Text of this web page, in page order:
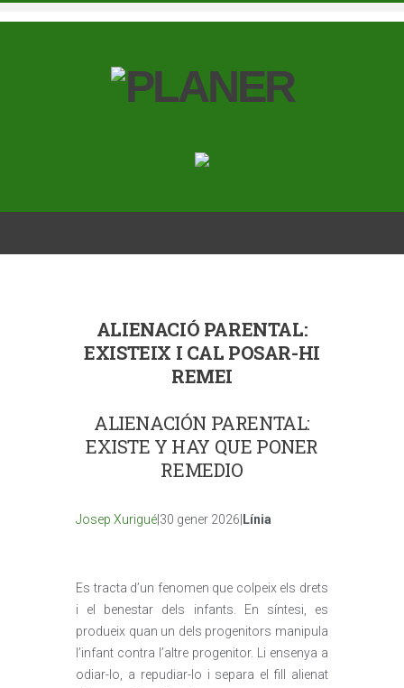
ALIENACIÓ PARENTAL:
EXISTEIX I CAL POSAR-HI
REMEI
ALIENACIÓN PARENTAL:
EXISTE Y HAY QUE PONER
REMEDIO
Josep Xurigué |30 gener 2026| Línia
Es tracta d’un fenomen que colpeix els drets
i el benestar dels infants. En síntesi, es
produeix quan un dels progenitors manipula
l’infant contra l’altre progenitor. Li ensenya a
odiar-lo, a repudiar-lo i separa el fill alienat